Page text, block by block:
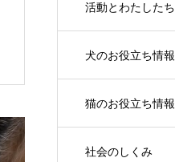
活動とわたしたち
犬のお役立ち情報
猫のお役立ち情報
社会のしくみ